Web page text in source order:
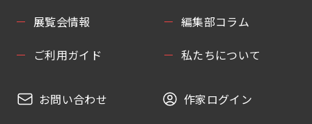
展覧会情報
編集部コラム
ご利用ガイド
私たちについて
お問い合わせ 作家ログイン